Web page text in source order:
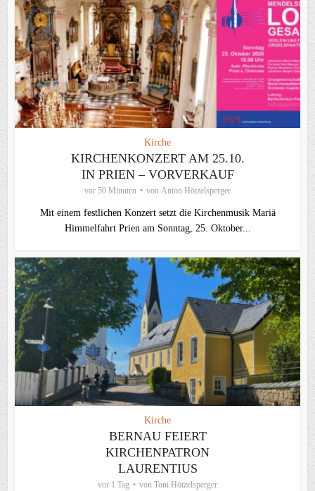
Kirche
KIRCHENKONZERT AM 25.10.
IN PRIEN – VORVERKAUF
vor 50 Minuten von Anton Hötzelsperger
Mit einem festlichen Konzert setzt die Kirchenmusik Mariä
Himmelfahrt Prien am Sonntag, 25. Oktober...
Kirche
BERNAU FEIERT
KIRCHENPATRON
LAURENTIUS
vor 1 Tag von Toni Hötzelsperger